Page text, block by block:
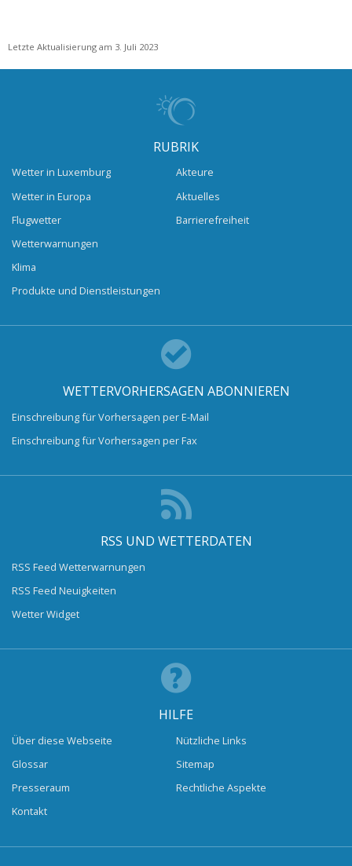
Letzte Aktualisierung am 3. Juli 2023
RUBRIK
Wetter in Luxemburg
Wetter in Europa
Flugwetter
Wetterwarnungen
Klima
Produkte und Dienstleistungen
Akteure
Aktuelles
Barrierefreiheit
WETTERVORHERSAGEN ABONNIEREN
Einschreibung für Vorhersagen per E-Mail
Einschreibung für Vorhersagen per Fax
RSS UND WETTERDATEN
RSS Feed Wetterwarnungen
RSS Feed Neuigkeiten
Wetter Widget
HILFE
Über diese Webseite
Glossar
Presseraum
Kontakt
Nützliche Links
Sitemap
Rechtliche Aspekte